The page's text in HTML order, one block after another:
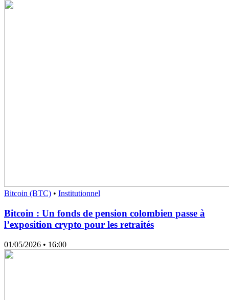
Bitcoin (BTC) • Institutionnel
Bitcoin : Un fonds de pension colombien passe à
l’exposition crypto pour les retraités
01/05/2026 • 16:00